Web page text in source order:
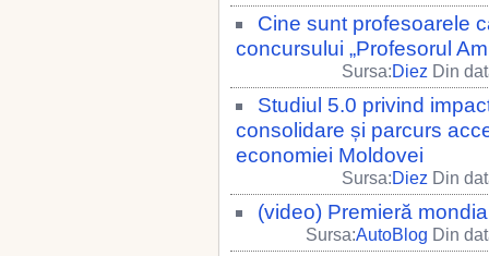
Cine sunt profesoarele
concursului „Profesorul
Sursa:Diez Din
Studiul 5.0 privind
consolidare și parcurs
economiei Moldovei
Sursa:Diez Din
(video) Premieră
Sursa:AutoBlog Din